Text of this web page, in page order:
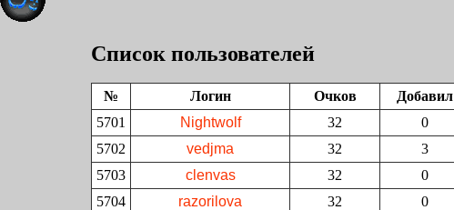
Список пользователей
№ Логин Очков Добавил
5701
Nightwolf 32 0
5702
vedjma 32 3
5703
clenvas 32 0
5704
razorilova 32 0